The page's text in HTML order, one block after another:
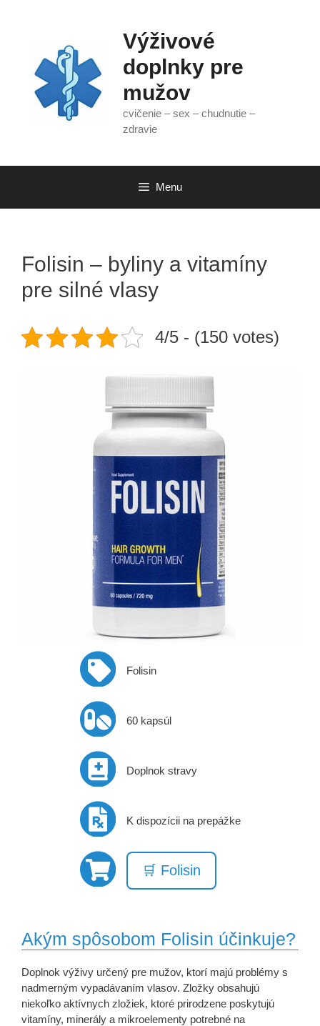
Výživové
doplnky pre
mužov
cvičenie – sex – chudnutie –
zdravie
Menu
Folisin – byliny a vitamíny
pre silné vlasy
4/5 - (150 votes)
Folisin
60 kapsúl
Doplnok stravy
K dispozícii na prepážke
🛒 Folisin
Akým spôsobom Folisin účinkuje?
Doplnok výživy určený pre mužov, ktorí majú problémy s
nadmerným vypadávaním vlasov. Zložky obsahujú
niekoľko aktívnych zložiek, ktoré prirodzene poskytujú
vitamíny, minerály a mikroelementy potrebné na